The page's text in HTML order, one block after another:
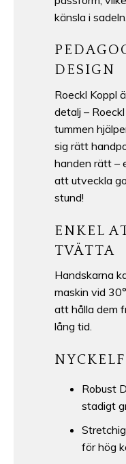
känsla i sadeln.
DESIGN
Roeckl Koppl
detalj –
tummen
sig rätt
handen rätt –
att utveckla
stund!
ENKEL
TVÄTTA
Handskarna
maskin vid
att hålla dem
lång tid.
Robust
stadigt
för hög